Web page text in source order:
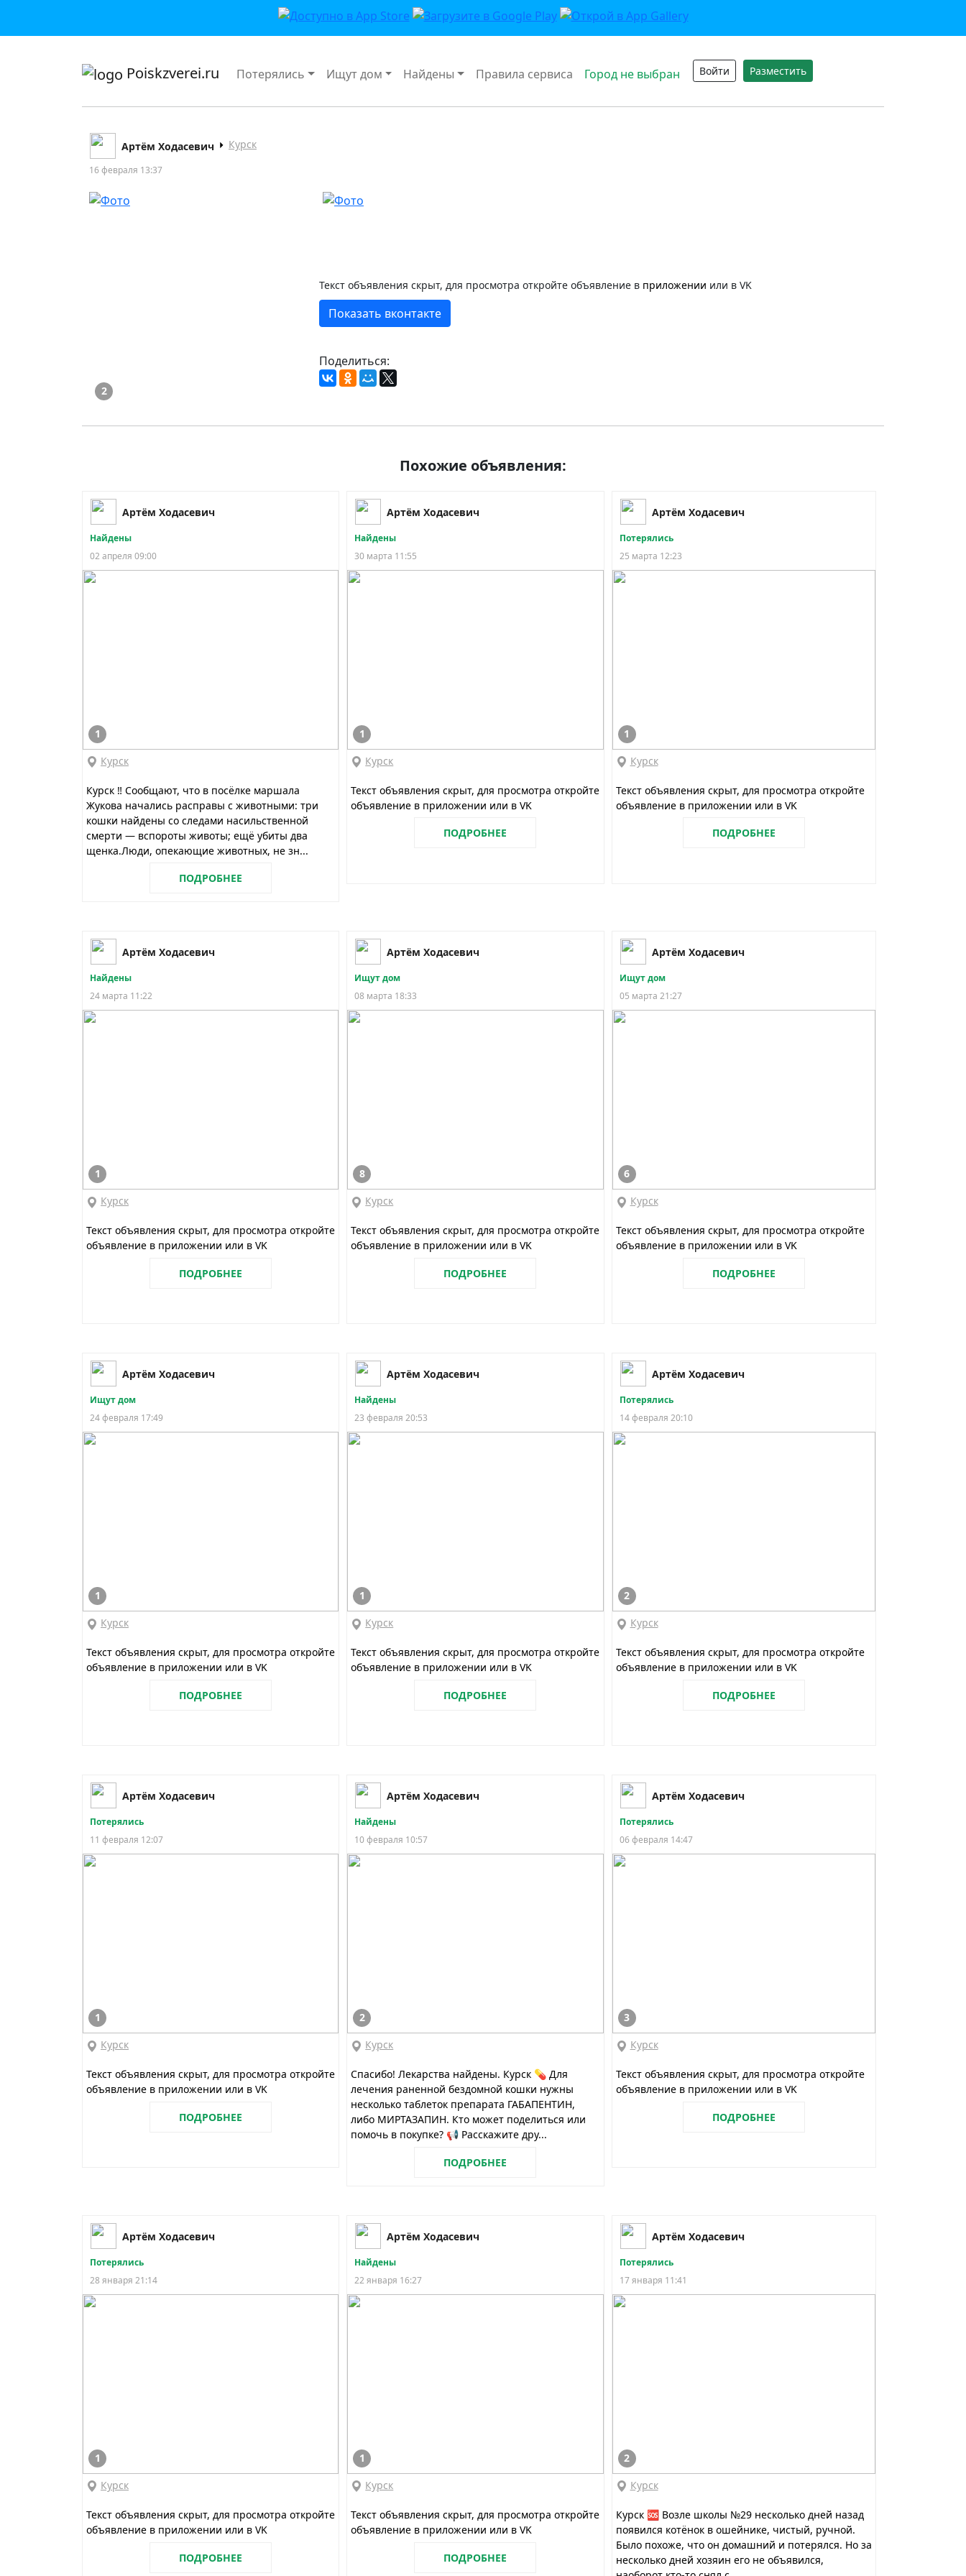
Poiskzverei.ru Потерялись Ищут дом Найдены Правила сервиса Город не выбран Войти Разместить
Артём Ходасевич Курск
16 февраля 13:37
2
Текст объявления скрыт, для просмотра откройте объявление в приложении или в VK
Показать вконтакте
Поделиться:
Похожие объявления:
Артём Ходасевич
Найдены
02 апреля 09:00
1
Курск
Курск ‼️ Сообщают, что в посёлке маршала
Жукова начались расправы с животными: три
кошки найдены со следами насильственной
смерти — вспороты животы; ещё убиты два
щенка.Люди, опекающие животных, не зн...
ПОДРОБНЕЕ
Артём Ходасевич
Найдены
30 марта 11:55
1
Курск
Текст объявления скрыт, для просмотра откройте
объявление в приложении или в VK
ПОДРОБНЕЕ
Артём Ходасевич
Потерялись
25 марта 12:23
1
Курск
Текст объявления скрыт, для просмотра откройте
объявление в приложении или в VK
ПОДРОБНЕЕ
Артём Ходасевич
Найдены
24 марта 11:22
1
Курск
Текст объявления скрыт, для просмотра откройте
объявление в приложении или в VK
ПОДРОБНЕЕ
Артём Ходасевич
Ищут дом
08 марта 18:33
8
Курск
Текст объявления скрыт, для просмотра откройте
объявление в приложении или в VK
ПОДРОБНЕЕ
Артём Ходасевич
Ищут дом
05 марта 21:27
6
Курск
Текст объявления скрыт, для просмотра откройте
объявление в приложении или в VK
ПОДРОБНЕЕ
Артём Ходасевич
Ищут дом
24 февраля 17:49
1
Курск
Текст объявления скрыт, для просмотра откройте
объявление в приложении или в VK
ПОДРОБНЕЕ
Артём Ходасевич
Найдены
23 февраля 20:53
1
Курск
Текст объявления скрыт, для просмотра откройте
объявление в приложении или в VK
ПОДРОБНЕЕ
Артём Ходасевич
Потерялись
14 февраля 20:10
2
Курск
Текст объявления скрыт, для просмотра откройте
объявление в приложении или в VK
ПОДРОБНЕЕ
Артём Ходасевич
Потерялись
11 февраля 12:07
1
Курск
Текст объявления скрыт, для просмотра откройте
объявление в приложении или в VK
ПОДРОБНЕЕ
Артём Ходасевич
Найдены
10 февраля 10:57
2
Курск
Спасибо! Лекарства найдены. Курск 💊 Для
лечения раненной бездомной кошки нужны
несколько таблеток препарата ГАБАПЕНТИН,
либо МИРТАЗАПИН. Кто может поделиться или
помочь в покупке? 📢 Расскажите дру...
ПОДРОБНЕЕ
Артём Ходасевич
Потерялись
06 февраля 14:47
3
Курск
Текст объявления скрыт, для просмотра откройте
объявление в приложении или в VK
ПОДРОБНЕЕ
Артём Ходасевич
Потерялись
28 января 21:14
1
Курск
Текст объявления скрыт, для просмотра откройте
объявление в приложении или в VK
ПОДРОБНЕЕ
Артём Ходасевич
Найдены
22 января 16:27
1
Курск
Текст объявления скрыт, для просмотра откройте
объявление в приложении или в VK
ПОДРОБНЕЕ
Артём Ходасевич
Потерялись
17 января 11:41
2
Курск
Курск 🆘 Возле школы №29 несколько дней назад
появился котёнок в ошейнике, чистый, ручной.
Было похоже, что он домашний и потерялся. Но за
несколько дней хозяин его не объявился,